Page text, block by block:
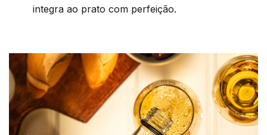
integra ao prato com perfeição.